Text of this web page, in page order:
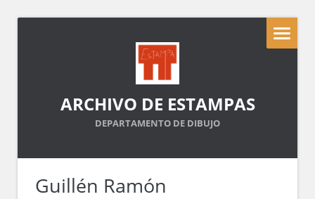
ARCHIVO DE ESTAMPAS
DEPARTAMENTO DE DIBUJO
Guillén Ramón